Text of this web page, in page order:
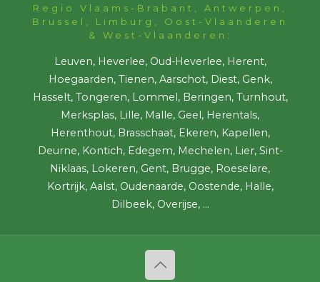
Regio Vlaams-Brabant, Antwerpen,
Brussel, Limburg, Oost-Vlaanderen
& West-Vlaanderen:
Leuven, Heverlee, Oud-Heverlee, Herent,
Hoegaarden, Tienen, Aarschot, Diest, Genk,
Hasselt, Tongeren, Lommel, Beringen, Turnhout,
Merksplas, Lille, Malle, Geel, Herentals,
Herenthout, Brasschaat, Ekeren, Kapellen,
Deurne, Kontich, Edegem, Mechelen, Lier, Sint-
Niklaas, Lokeren, Gent, Brugge, Roeselare,
Kortrijk, Aalst, Oudenaarde, Oostende, Halle,
Dilbeek, Overijse, ...